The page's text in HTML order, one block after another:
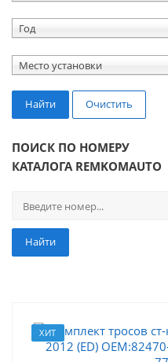
Год
Место установки
Найти Очистить
ПОИСК ПО НОМЕРУ
КАТАЛОГА REMKOMAUTO
Найти
ХИТ